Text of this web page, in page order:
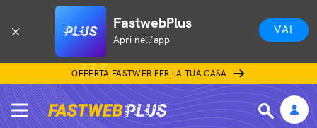
FastwebPlus
Apri nell'app
VAI
OFFERTA FASTWEB PER LA TUA CASA